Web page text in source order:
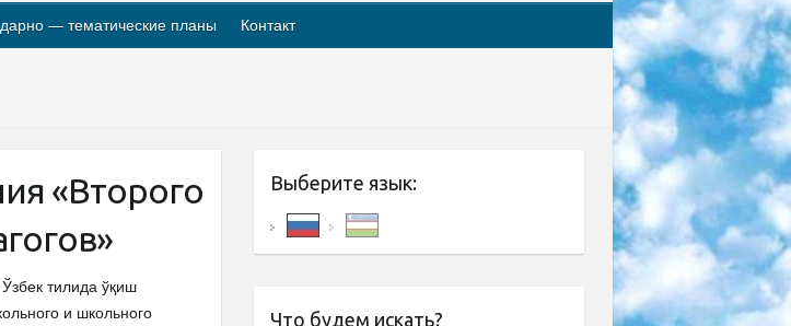
— тематические планы Контакт
«Второго
тилида ўқиш
и школьного
Выберите язык:
Что будем искать?